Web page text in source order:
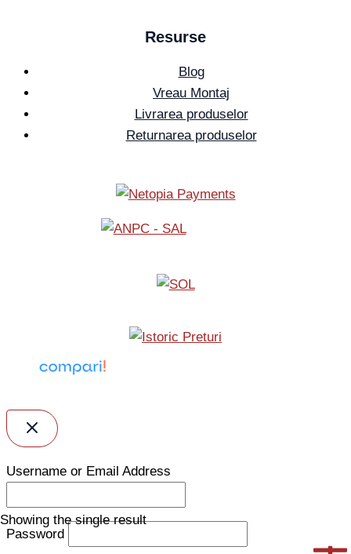
Showing the single result
Resurse
Blog
Vreau Montaj
Livrarea produselor
Returnarea produselor
Username or Email Address
Password